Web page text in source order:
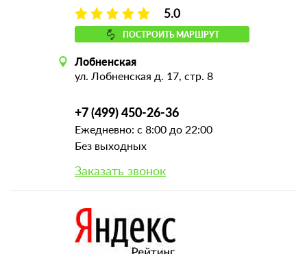
5.0
ПОСТРОИТЬ МАРШРУТ
Лобненская
ул. Лобненская д. 17, стр. 8
+7 (499) 450-26-36
Ежедневно: с 8:00 до 22:00
Без выходных
Заказать звонок